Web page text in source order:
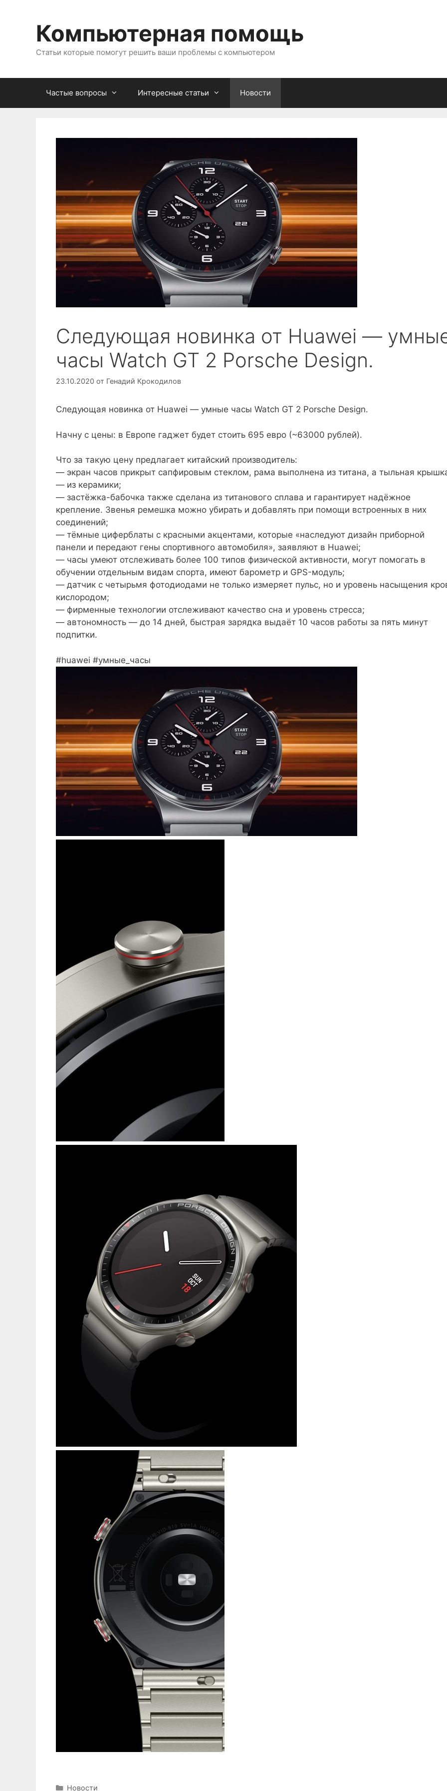
содержимомуКомпьютерная помощь
Статьи которые помогут решить ваши проблемы с компьютером
Частые вопросы Интересные статьи Новости
Следующая новинка от Huawei —
часы Watch GT 2 Porsche Design.
23.10.2020 от Генадий Крокодилов
Следующая новинка от Huawei — умные часы Watch GT 2 Porsche Design.
Начну с цены: в Европе гаджет будет стоить 695 евро (~63000 рублей).
Что за такую цену предлагает китайский производитель:
— экран часов прикрыт сапфировым стеклом, рама выполнена из титана, а тыльная
— из керамики;
— застёжка-бабочка также сделана из титанового сплава и гарантирует надёжное
крепление. Звенья ремешка можно убирать и добавлять при помощи встроенных в них
соединений;
— тёмные циферблаты с красными акцентами, которые «наследуют дизайн приборной
панели и передают гены спортивного автомобиля», заявляют в Huawei;
— часы умеют отслеживать более 100 типов физической активности, могут помогать в
обучении отдельным видам спорта, имеют барометр и GPS-модуль;
— датчик с четырьмя фотодиодами не только измеряет пульс, но и уровень насыщения
кислородом;
— фирменные технологии отслеживают качество сна и уровень стресса;
— автономность — до 14 дней, быстрая зарядка выдаёт 10 часов работы за пять минут
подпитки.
#huawei #умные_часы
Рубрики
Новости